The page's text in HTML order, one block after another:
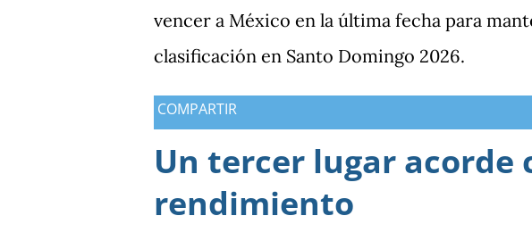
vencer a México en la última fecha para
clasificación en Santo Domingo 2026.
COMPARTIR
Un tercer lugar acorde
rendimiento